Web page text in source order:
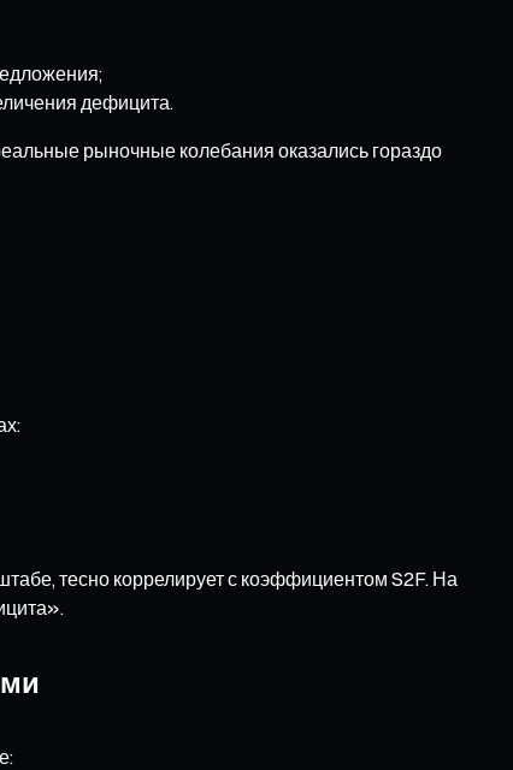
дефицита.
рыночные колебания оказались гораздо
тесно коррелирует с коэффициентом S2F. На